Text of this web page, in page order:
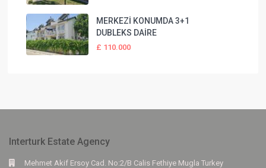
MERKEZİ KONUMDA 3+1
DUBLEKS DAİRE
£ 110.000
Interturk Estate Agency
Mehmet Akif Ersoy Cad. No:2/B Calis Fethiye Mugla Turkey